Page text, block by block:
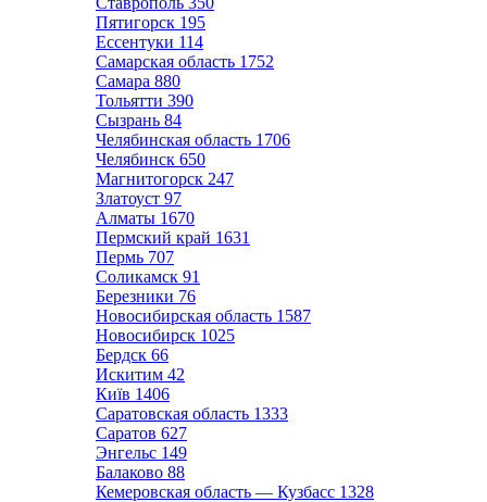
Пятигорск 195
Ессентуки 114
Самарская область 1752
Самара 880
Тольятти 390
Сызрань 84
Челябинская область 1706
Челябинск 650
Магнитогорск 247
Златоуст 97
Алматы 1670
Пермский край 1631
Пермь 707
Соликамск 91
Березники 76
Новосибирская область 1587
Новосибирск 1025
Бердск 66
Искитим 42
Київ 1406
Саратовская область 1333
Саратов 627
Энгельс 149
Балаково 88
Кемеровская область — Кузбасс 1328